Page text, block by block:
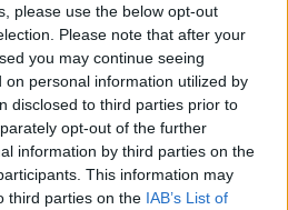
please use the below opt-out
Please note that after your
you may continue seeing
on personal information utilized by
disclosed to third parties prior to
opt-out of the further
information by third parties on the
This information may
third parties on the IAB’s List of